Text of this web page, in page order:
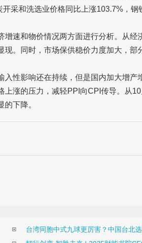
采和洗选业价格同比上涨103.7%，钢
速和物价情况两方面进行分析。从经
。同时，市场保供稳价力度加大，部
性影响还在持续，但是国内加大增产
涨的压力，减轻PPI向CPI传导。从
下降。
台湾同胞中式九球更厉害？中国台北选